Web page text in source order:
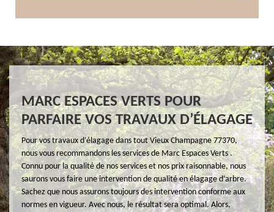
MARC ESPACES VERTS POUR
PARFAIRE VOS TRAVAUX D’ÉLAGAGE
Pour vos travaux d’élagage dans tout Vieux Champagne 77370,
nous vous recommandons les services de Marc Espaces Verts .
Connu pour la qualité de nos services et nos prix raisonnable, nous
saurons vous faire une intervention de qualité en élagage d’arbre.
Sachez que nous assurons toujours des intervention conforme aux
normes en vigueur. Avec nous, le résultat sera optimal. Alors,